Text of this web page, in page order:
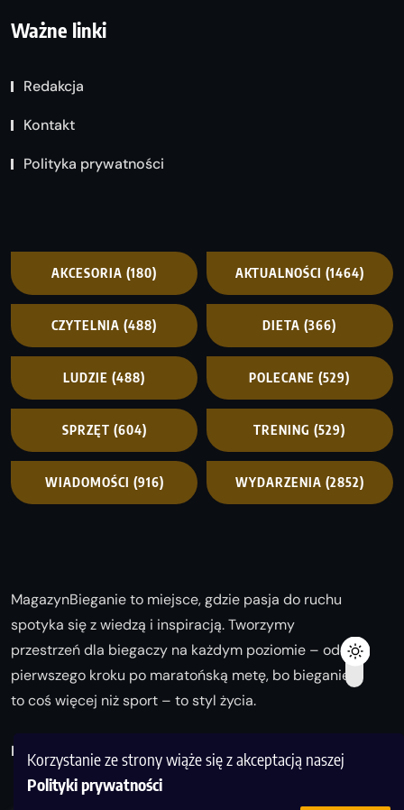
Korzystanie ze strony wiąże się z akceptacją naszej
Polityki prywatności
Ważne linki
Redakcja
Kontakt
Polityka prywatności
AKCESORIA (180) AKTUALNOŚCI (1464)
CZYTELNIA (488) DIETA (366)
LUDZIE (488) POLECANE (529)
SPRZĘT (604) TRENING (529)
WIADOMOŚCI (916) WYDARZENIA (2852)
MagazynBieganie to miejsce, gdzie pasja do ruchu
spotyka się z wiedzą i inspiracją. Tworzymy
przestrzeń dla biegaczy na każdym poziomie – od
pierwszego kroku po maratońską metę, bo bieganie
to coś więcej niż sport – to styl życia.
Biegaj z nami i odkrywaj swoją najlepszą wersję!